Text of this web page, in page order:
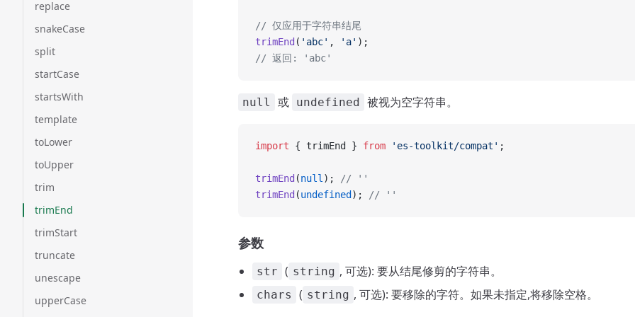
replace
snakeCase
split
startCase
startsWith
template
toLower
toUpper
trim
trimEnd
trimStart
truncate
unescape
upperCase
// 仅应用于字符串结尾
trimEnd ( 'abc' , 'a' );
// 返回: 'abc'
null 或 undefined 被视为空字符串。
import { trimEnd } from 'es-toolkit/compat' ;
trimEnd (null );
// ''
trimEnd (undefined ); // ''
参数
str ( string , 可选): 要从结尾修剪的字符串。
chars ( string , 可选): 要移除的字符。如果未指定,将移除空格。